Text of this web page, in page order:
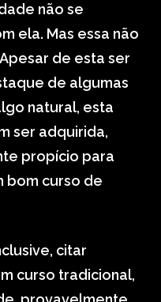
não se
ela. Mas essa não
de esta ser
de algumas
natural, esta
ser adquirida,
propício para
bom curso de
citar
curso tradicional,